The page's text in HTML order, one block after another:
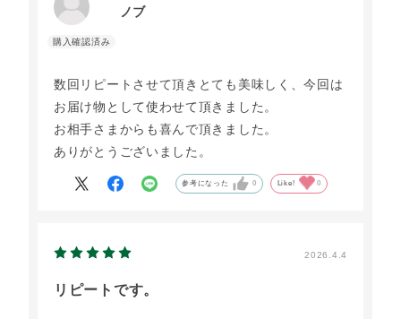
ノブ
数回リピートさせて頂きとても美味しく、今回は
お届け物として使わせて頂きました。
お相手さまからも喜んで頂きました。
ありがとうございました。
参考になった 0 Like! 0
2026.4.4
リピートです。